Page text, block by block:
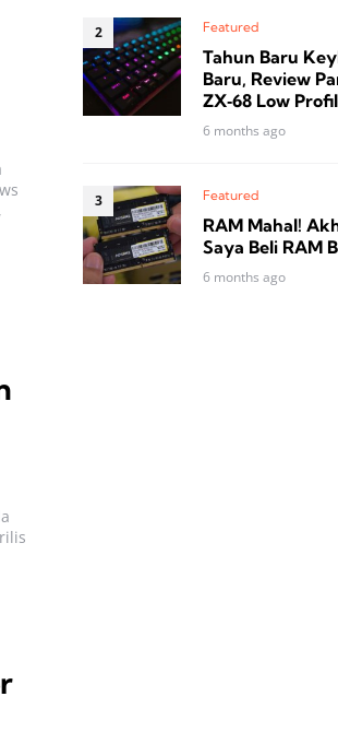
Featured
Tahun Baru
Baru, Review
ZX‑68 Low
6 months ago
Featured
RAM Mahal!
Saya Beli RAM
6 months ago